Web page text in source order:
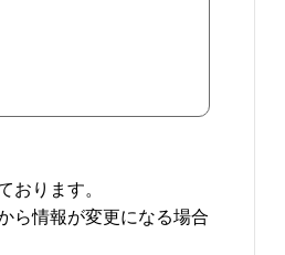
おります。
ら情報が変更になる場合